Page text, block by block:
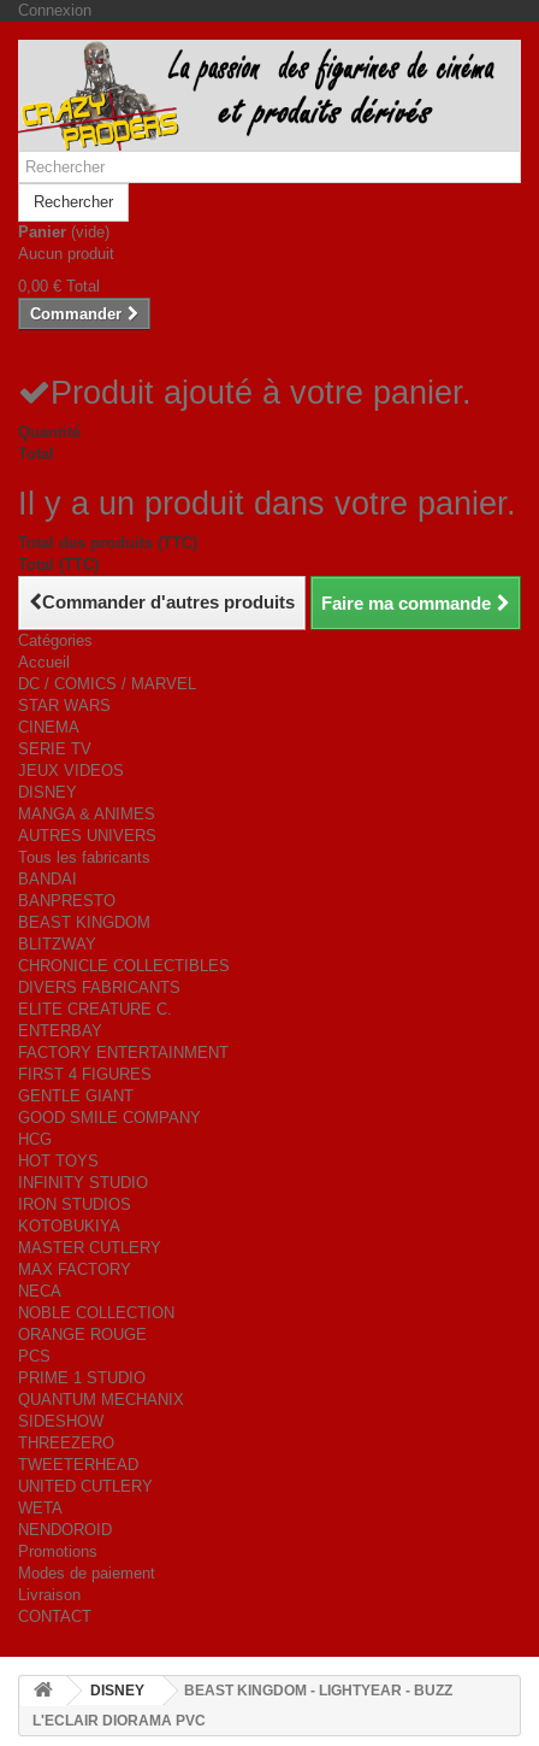
Connexion
Rechercher
Panier (vide)
Aucun produit
0,00 € Total
Commander
Produit ajouté à votre panier.
Quantité
Total
Il y a un produit dans votre panier.
Total des produits (TTC)
Total (TTC)
Commander d'autres produits Faire ma commande
Catégories
Accueil
DC / COMICS / MARVEL
STAR WARS
CINEMA
SERIE TV
JEUX VIDEOS
DISNEY
MANGA & ANIMES
AUTRES UNIVERS
Tous les fabricants
BANDAI
BANPRESTO
BEAST KINGDOM
BLITZWAY
CHRONICLE COLLECTIBLES
DIVERS FABRICANTS
ELITE CREATURE C.
ENTERBAY
FACTORY ENTERTAINMENT
FIRST 4 FIGURES
GENTLE GIANT
GOOD SMILE COMPANY
HCG
HOT TOYS
INFINITY STUDIO
IRON STUDIOS
KOTOBUKIYA
MASTER CUTLERY
MAX FACTORY
NECA
NOBLE COLLECTION
ORANGE ROUGE
PCS
PRIME 1 STUDIO
QUANTUM MECHANIX
SIDESHOW
THREEZERO
TWEETERHEAD
UNITED CUTLERY
WETA
NENDOROID
Promotions
Modes de paiement
Livraison
CONTACT
DISNEY
BEAST KINGDOM - LIGHTYEAR - BUZZ
L'ECLAIR DIORAMA PVC